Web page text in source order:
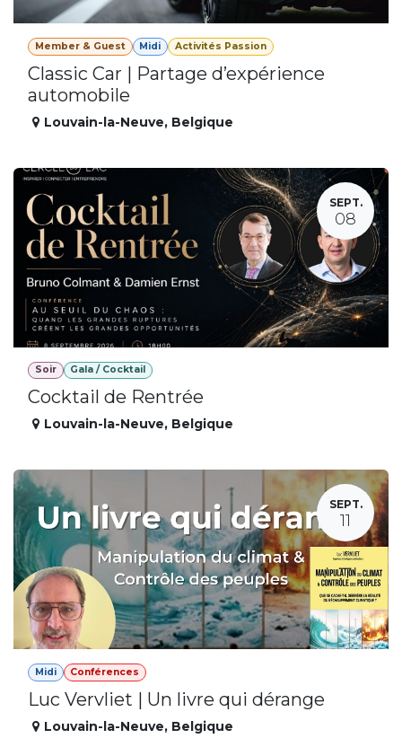
Member & Guest Midi Activités Passion
Classic Car | Partage d’expérience
automobile
Louvain-la-Neuve, Belgique
SEPT.
08
Soir Gala / Cocktail
Cocktail de Rentrée
Louvain-la-Neuve, Belgique
SEPT.
11
Midi Conférences
Luc Vervliet | Un livre qui dérange
Louvain-la-Neuve, Belgique